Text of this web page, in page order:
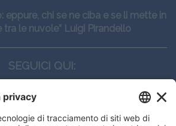
eppure, chi se ne ciba e se li mette in
tra le nuvole” Luigi Pirandello
SEGUICI QUI: